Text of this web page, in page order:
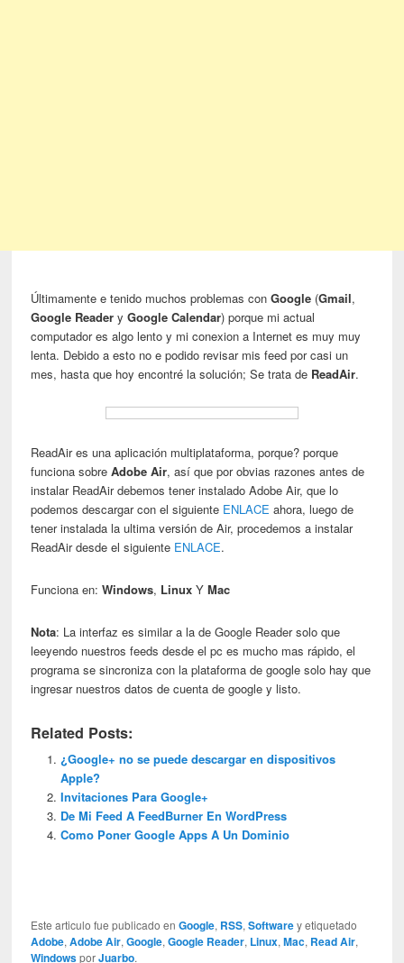
Últimamente e tenido muchos problemas conGoogle (Gmail,
Google Reader yGoogle Calendar) porque mi actual
computador es algo lento y mi conexion a Internet es muy muy
lenta. Debido a esto no e podido revisar mis feed por casi un
mes, hasta que hoy encontré la solución; Se trata de ReadAir.
ReadAir es una aplicación multiplataforma, porque? porque
funciona sobreAdobe Air, así que por obvias razones antes de
instalar ReadAir debemos tener instalado Adobe Air, que lo
podemos descargar con el siguiente ENLACE ahora, luego de
tener instalada la ultima versión de Air, procedemos a instalar
ReadAir desde el siguiente ENLACE.
Funciona en:Windows, LinuxYMac
Nota: La interfaz es similar a la de Google Reader solo que
leeyendo nuestros feeds desde el pc es mucho mas rápido, el
programa se sincroniza con la plataforma de google solo hay que
ingresar nuestros datos de cuenta de google y listo.
Related Posts:
¿Google+ no se puede descargar en dispositivos
Apple?
Invitaciones Para Google+
De Mi Feed A FeedBurner En WordPress
Como Poner Google Apps A Un Dominio
Este articulo fue publicado enGoogle, RSS,Softwarey etiquetado
Adobe,Adobe Air,Google,Google Reader, Linux,Mac, Read Air,
WindowsporJuarbo.